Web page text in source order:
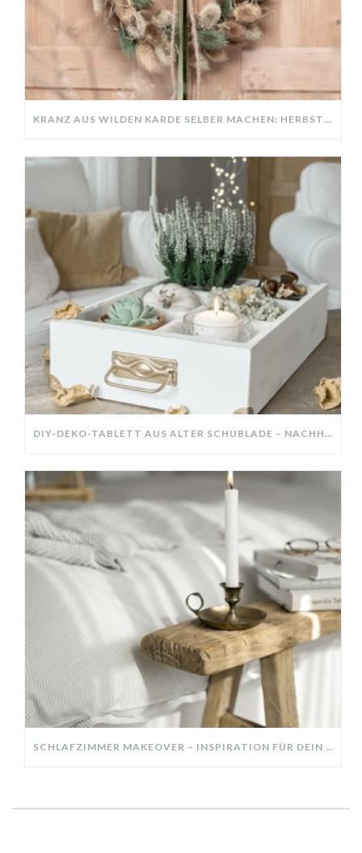
KRANZ AUS WILDEN KARDE SELBER MACHEN: HERBSTDEKO GANZ EINFACH
DIY-DEKO-TABLETT AUS ALTER SCHUBLADE – NACHHALTIGE HERBSTDEKO SELBER MACHEN!
SCHLAFZIMMER MAKEOVER – INSPIRATION FÜR DEIN SCHLAFZIMMER: AUS ALT MACH NEU – HELL, GEMÜTLICH UND EINLADEND